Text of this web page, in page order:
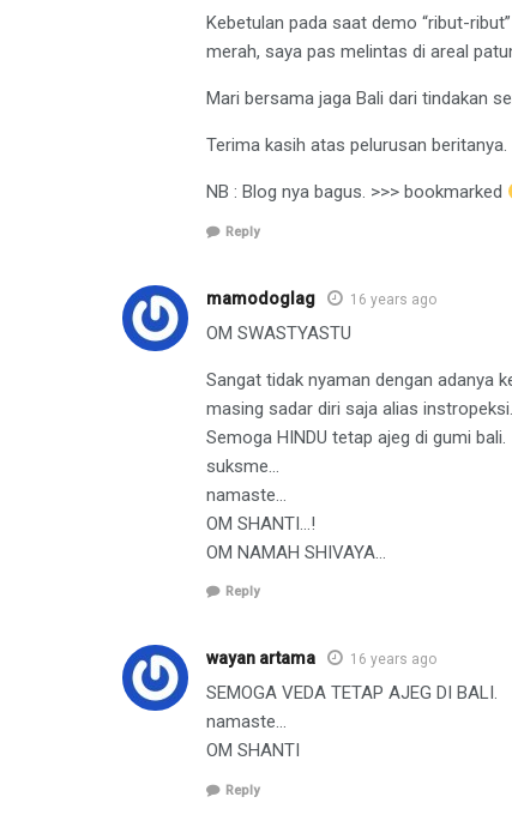
Kebetulan pada saat demo “ribut-
merah, saya pas melintas di areal
Mari bersama jaga Bali dari tindakan
Terima kasih atas pelurusan beritanya.
NB : Blog nya bagus. >>> bookmarked
Reply
mamodoglag 16 years ago
OM SWASTYASTU
Sangat tidak nyaman dengan adanya
masing sadar diri saja alias
Semoga HINDU tetap ajeg di gumi bali.
suksme…
namaste…
OM SHANTI…!
OM NAMAH SHIVAYA…
Reply
wayan artama 16 years ago
SEMOGA VEDA TETAP AJEG DI BALI.
namaste…
OM SHANTI
Reply